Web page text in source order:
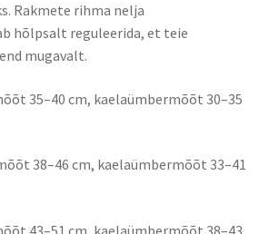
Rakmete rihma nelja
hõlpsalt reguleerida, et teie
mugavalt.
35–40 cm, kaelaümbermõõt 30–35
38–46 cm, kaelaümbermõõt 33–41
43–51 cm, kaelaümbermõõt 38–43